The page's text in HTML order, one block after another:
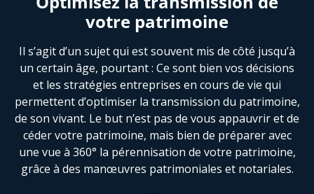
votre patrimoine
Il s’agit d’un sujet qui est souvent mis de côté jusqu’à
un certain âge, pourtant : Ce sont bien vos décisions
et les stratégies entreprises en cours de vie qui
permettent d’optimiser la transmission du patrimoine,
de son vivant. Le but n’est pas de vous appauvrir et de
céder votre patrimoine, mais bien de préparer avec
une vue à 360° la pérennisation de votre patrimoine,
grâce à des manœuvres patrimoniales et notariales.